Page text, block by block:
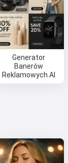
Generator
Banerów
Reklamowych AI